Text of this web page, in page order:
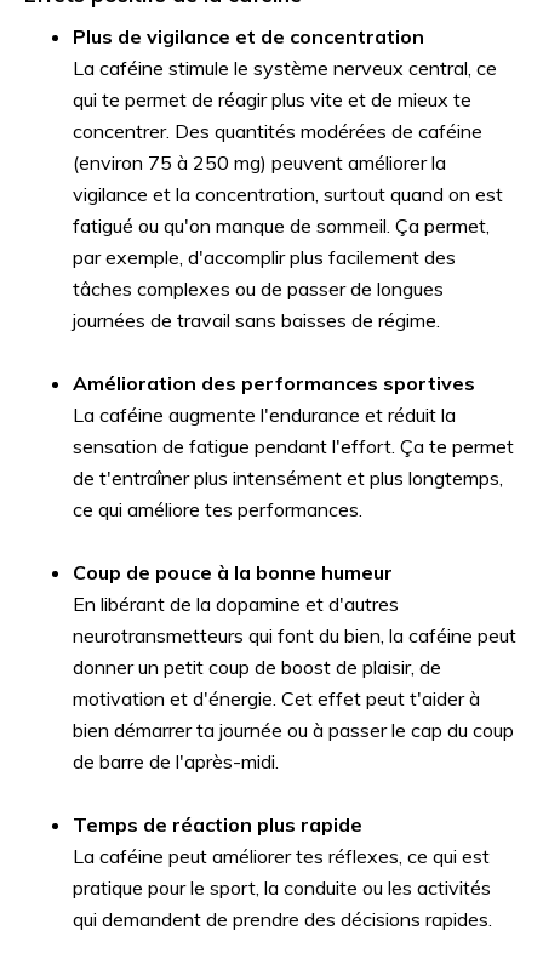
Plus de vigilance et de concentration
La caféine stimule le système nerveux central, ce
qui te permet de réagir plus vite et de mieux te
concentrer. Des quantités modérées de caféine
(environ 75 à 250 mg) peuvent améliorer la
vigilance et la concentration, surtout quand on est
fatigué ou qu'on manque de sommeil. Ça permet,
par exemple, d'accomplir plus facilement des
tâches complexes ou de passer de longues
journées de travail sans baisses de régime.
Amélioration des performances sportives
La caféine augmente l'endurance et réduit la
sensation de fatigue pendant l'effort. Ça te permet
de t'entraîner plus intensément et plus longtemps,
ce qui améliore tes performances.
Coup de pouce à la bonne humeur
En libérant de la dopamine et d'autres
neurotransmetteurs qui font du bien, la caféine peut
donner un petit coup de boost de plaisir, de
motivation et d'énergie. Cet effet peut t'aider à
bien démarrer ta journée ou à passer le cap du coup
de barre de l'après-midi.
Temps de réaction plus rapide
La caféine peut améliorer tes réflexes, ce qui est
pratique pour le sport, la conduite ou les activités
qui demandent de prendre des décisions rapides.